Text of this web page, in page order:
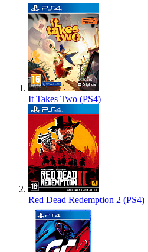
It Takes Two (PS4)
Red Dead Redemption 2 (PS4)